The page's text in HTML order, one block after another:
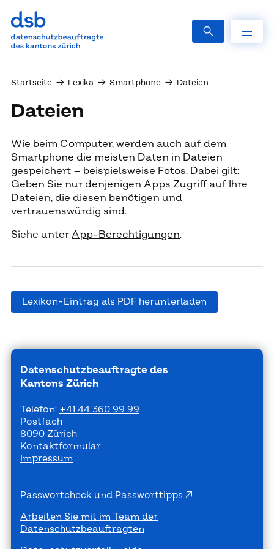
Startseite → Lexika → Smartphone → Dateien
Dateien
Wie beim Computer, werden auch auf dem
Smartphone die meisten Daten in Dateien
gespeichert – beispielsweise Fotos. Dabei gilt:
Geben Sie nur denjenigen Apps Zugriff auf Ihre
Dateien, die diesen benötigen und
vertrauenswürdig sind.
Siehe unter App-Berechtigungen.
Lexikon-Eintrag als PDF herunterladen
Datenschutzbeauftragte des
Kantons Zürich
Telefon: +41 44 360 99 99
Postfach
8090 Zürich
Kontaktformular
Impressum
Passwortcheck und Passworttipps
Arbeiten Sie mit im Team der
Datenschutzbeauftragten